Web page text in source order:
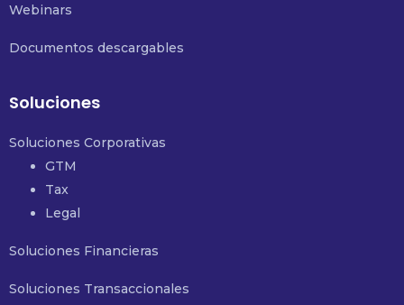
Webinars
Documentos descargables
Soluciones
Soluciones Corporativas
GTM
Tax
Legal
Soluciones Financieras
Soluciones Transaccionales